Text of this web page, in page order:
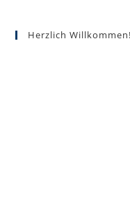
Herzlich Willkommen!